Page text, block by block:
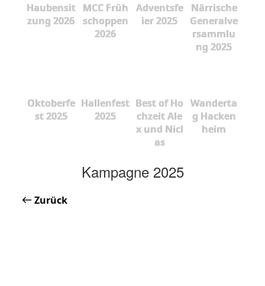
Haubensit
zung 2026
MCC Früh
schoppen
2026
Adventsfe
ier 2025
Närrische
Generalve
rsammlu
ng 2025
Oktoberfe
st 2025
Hallenfest
2025
Best of Ho
chzeit Ale
x und Nicl
as
Wanderta
g Hacken
heim
Kampagne 2025
Zurück